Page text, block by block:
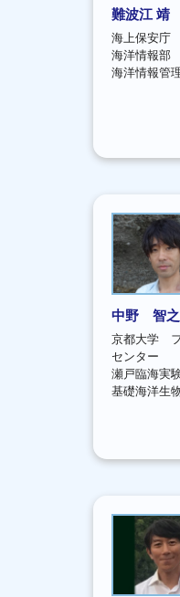
難波江 靖
海上保安庁
海洋情報部
海洋情報管
中野 智之
京都大学
センター
瀬戸臨海実
基礎海洋生